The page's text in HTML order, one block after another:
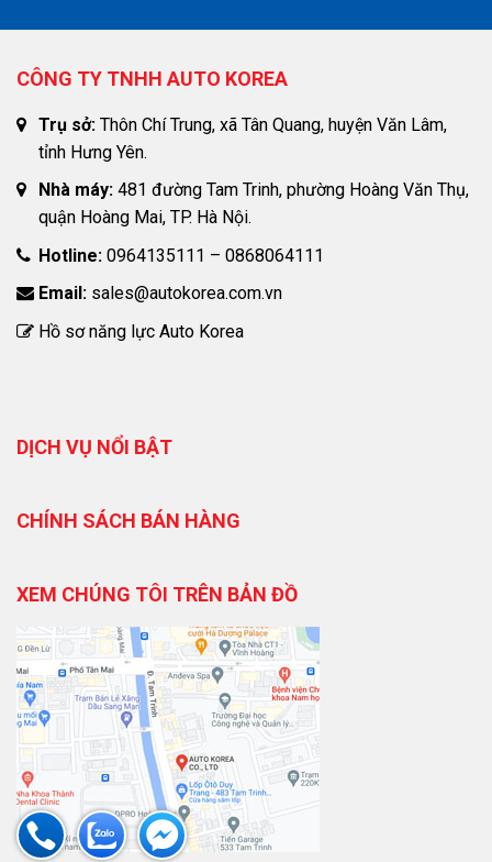
CÔNG TY TNHH AUTO KOREA
Trụ sở: Thôn Chí Trung, xã Tân Quang, huyện Văn Lâm,
tỉnh Hưng Yên.
Nhà máy: 481 đường Tam Trinh, phường Hoàng Văn Thụ,
quận Hoàng Mai, TP. Hà Nội.
Hotline: 0964135111 – 0868064111
Email: sales@autokorea.com.vn
Hồ sơ năng lực Auto Korea
DỊCH VỤ NỔI BẬT
CHÍNH SÁCH BÁN HÀNG
XEM CHÚNG TÔI TRÊN BẢN ĐỒ